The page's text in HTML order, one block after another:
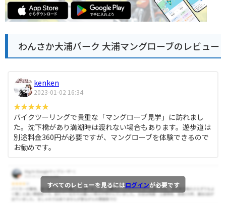
わんさか大浦パーク 大浦マングローブのレビュー
kenken
2023-01-02 16:34
バイクツーリングで貴重な「マングローブ見学」に訪れまし
た。沈下橋があり満潮時は渡れない場合もあります。遊歩道は
別途料金360円が必要ですが、マングローブを体験できるので
お勧めです。
すべてのレビューを見るにはログインが必要です